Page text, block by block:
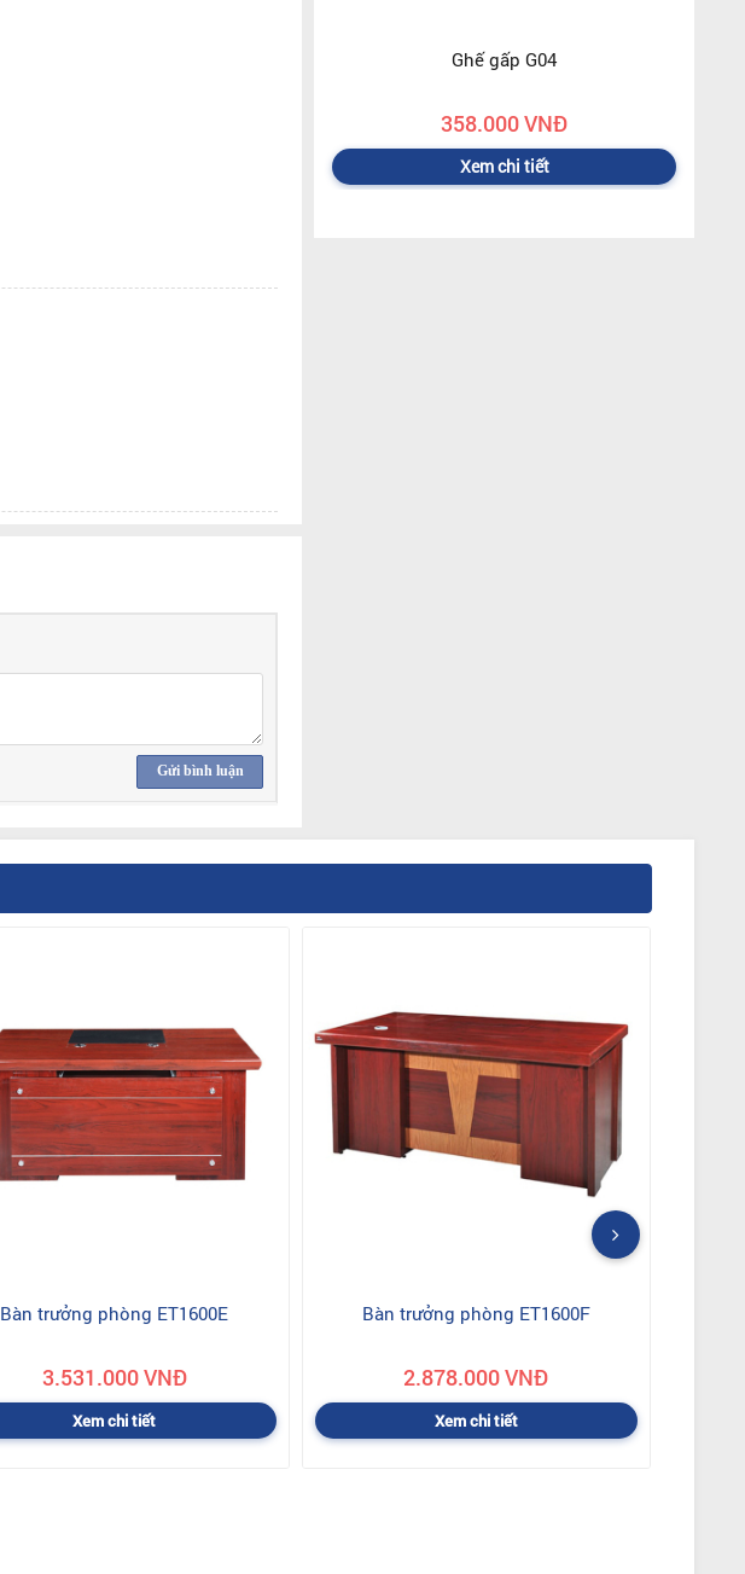
Gửi bình luận
Ghế gấp G04
358.000 VNĐ
Xem chi tiết
Bàn trưởng phòng ET1600E
3.531.000 VNĐ
Xem chi tiết
Bàn trưởng phòng ET1600F
2.878.000 VNĐ
Xem chi tiết